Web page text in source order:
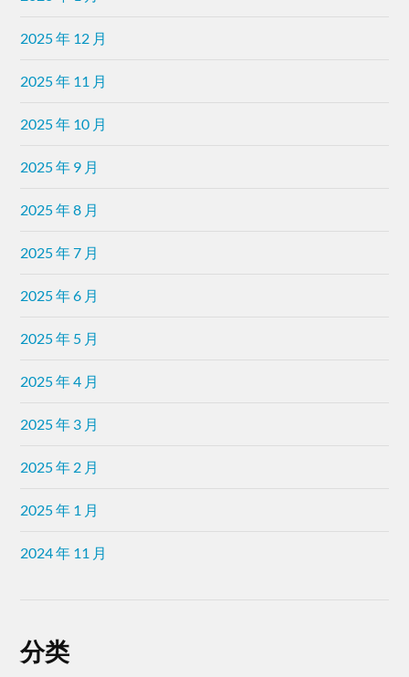
2025 年 12 月
2025 年 11 月
2025 年 10 月
2025 年 9 月
2025 年 8 月
2025 年 7 月
2025 年 6 月
2025 年 5 月
2025 年 4 月
2025 年 3 月
2025 年 2 月
2025 年 1 月
2024 年 11 月
分类